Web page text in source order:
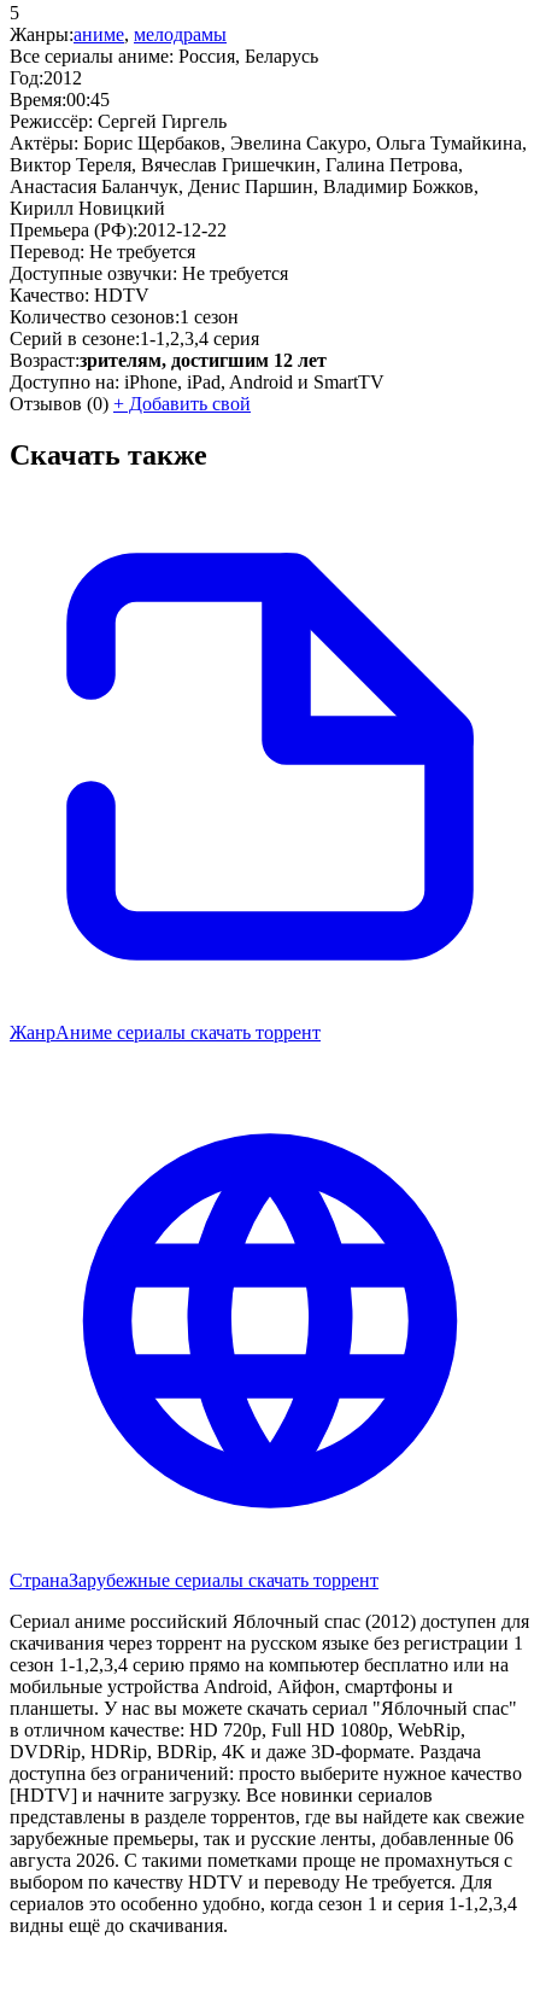
5
Жанры:аниме, мелодрамы
Все сериалы аниме: Россия, Беларусь
Год:2012
Время:00:45
Режиссёр: Сергей Гиргель
Актёры: Борис Щербаков, Эвелина Сакуро, Ольга Тумайкина,
Виктор Тереля, Вячеслав Гришечкин, Галина Петрова,
Анастасия Баланчук, Денис Паршин, Владимир Божков,
Кирилл Новицкий
Премьера (РФ):2012-12-22
Перевод: Не требуется
Доступные озвучки: Не требуется
Качество: HDTV
Количество сезонов:1 сезон
Серий в сезоне:1-1,2,3,4 серия
Возраст:зрителям, достигшим 12 лет
Доступно на: iPhone, iPad, Android и SmartTV
Отзывов (0) + Добавить свой
Скачать также
ЖанрАниме сериалы скачать торрент
СтранаЗарубежные сериалы скачать торрент
Сериал аниме российский Яблочный спас (2012) доступен для
скачивания через торрент на русском языке без регистрации 1
сезон 1-1,2,3,4 серию прямо на компьютер бесплатно или на
мобильные устройства Android, Айфон, смартфоны и
планшеты. У нас вы можете скачать сериал "Яблочный спас"
в отличном качестве: HD 720p, Full HD 1080p, WebRip,
DVDRip, HDRip, BDRip, 4K и даже 3D-формате. Раздача
доступна без ограничений: просто выберите нужное качество
[HDTV] и начните загрузку. Все новинки сериалов
представлены в разделе торрентов, где вы найдете как свежие
зарубежные премьеры, так и русские ленты, добавленные 06
августа 2026. С такими пометками проще не промахнуться с
выбором по качеству HDTV и переводу Не требуется. Для
сериалов это особенно удобно, когда сезон 1 и серия 1-1,2,3,4
видны ещё до скачивания.